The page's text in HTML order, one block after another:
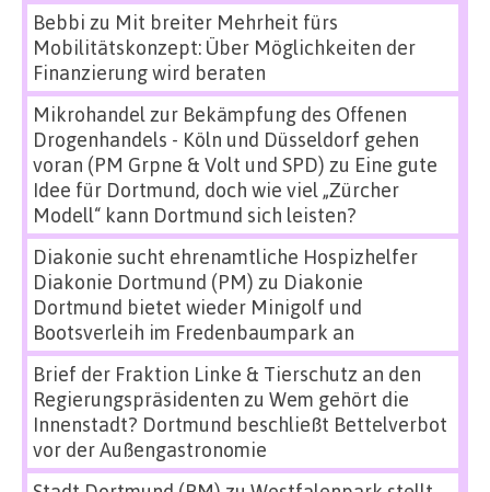
Bebbi zu Mit breiter Mehrheit fürs
Mobilitätskonzept: Über Möglichkeiten der
Finanzierung wird beraten
Mikrohandel zur Bekämpfung des Offenen
Drogenhandels - Köln und Düsseldorf gehen
voran (PM Grpne & Volt und SPD) zu Eine gute
Idee für Dortmund, doch wie viel „Zürcher
Modell“ kann Dortmund sich leisten?
Diakonie sucht ehrenamtliche Hospizhelfer
Diakonie Dortmund (PM) zu Diakonie
Dortmund bietet wieder Minigolf und
Bootsverleih im Fredenbaumpark an
Brief der Fraktion Linke & Tierschutz an den
Regierungspräsidenten zu Wem gehört die
Innenstadt? Dortmund beschließt Bettelverbot
vor der Außengastronomie